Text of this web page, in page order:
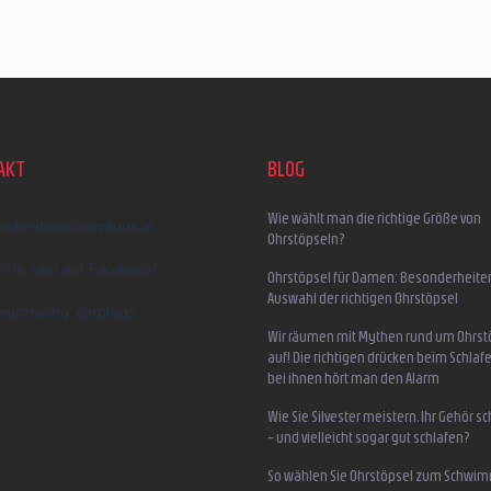
schreiben @ earplugs.at
Wir sind auf Facebook!
earmazing_earplugs
BLOG
Wie wählt man die richtige Größe von
Ohrstöpseln?
Ohrstöpsel für Damen:
Auswahl der richtigen Ohrstöpsel
Wir räumen mit Mythen rund um
auf! Die richtigen drücken beim
bei ihnen hört man den Alarm
Wie Sie Silvester meistern, Ihr Gehör
– und vielleicht sogar gut schlafen?
So wählen Sie Ohrstöpsel zum